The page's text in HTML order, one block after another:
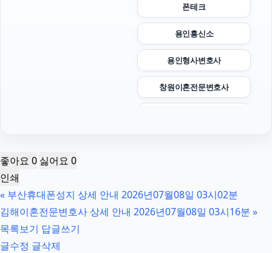
폰테크
용인흥신소
용인형사변호사
창원이혼전문변호사
의정부마약변호사
좋아요 0 싫어요 0
인쇄
« 부산휴대폰성지 상세 안내 2026년07월08일 03시02분
김해이혼전문변호사 상세 안내 2026년07월08일 03시16분 »
목록보기 답글쓰기
글수정 글삭제